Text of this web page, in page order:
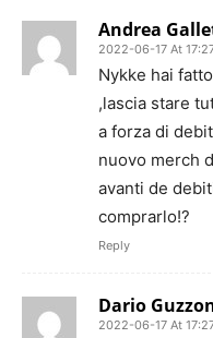
Andrea
2022-06-17 At
Nykke hai
,lascia stare
a forza di
nuovo merch
avanti de
comprarlo!?
Reply
Dario
2022-06-17 At